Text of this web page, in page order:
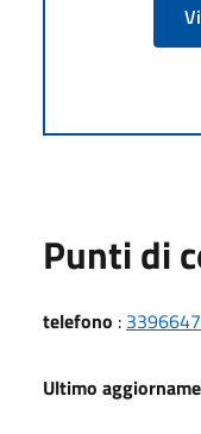
Punti di
telefono :
Ultimo